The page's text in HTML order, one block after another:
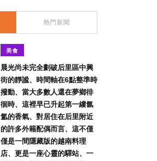
熱門新聞
美食
晨光尚未完全劃破后里區中興
街的靜謐、時間軸在6點整準時
撥動、當大多數人還在夢鄉徘
徊時、這裡早已升起第一縷氤
氳的香氣、對居住在后里附近
的許多外籍配偶而言、這不僅
僅是一間隱藏版的越南料理
店、更是一座心靈的驛站、一